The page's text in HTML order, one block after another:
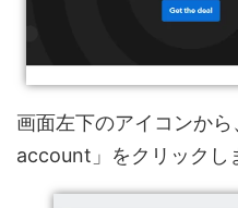
画面左下のアイコンか
account」をクリックし